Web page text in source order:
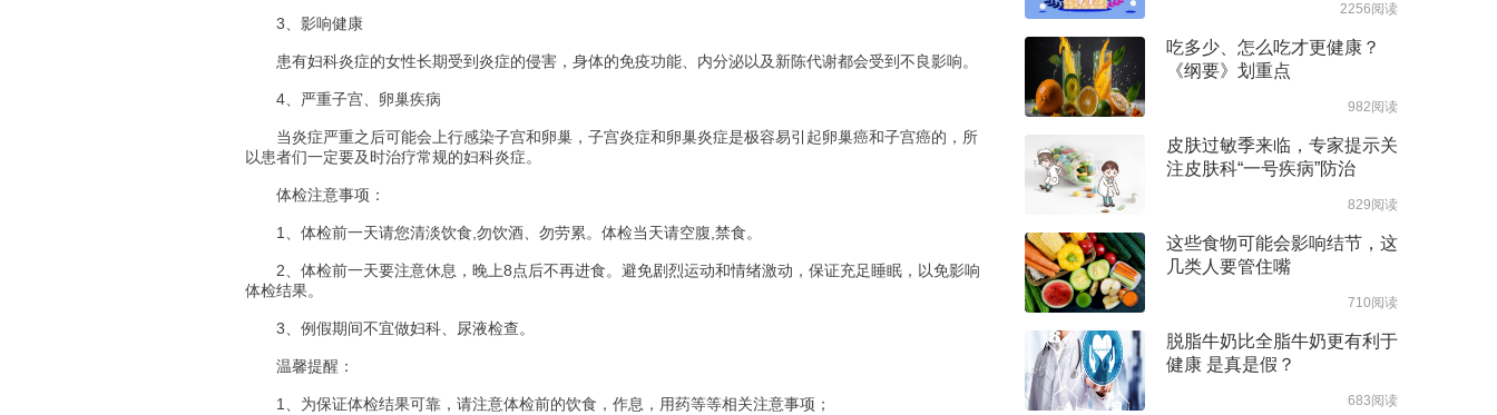
3、影响健康
患有妇科炎症的女性长期受到炎症的侵害，身体的免疫功能、内分泌以及新陈代谢都会受到不良影响。
4、严重子宫、卵巢疾病
当炎症严重之后可能会上行感染子宫和卵巢，子宫炎症和卵巢炎症是极容易引起卵巢癌和子宫癌的，所
以患者们一定要及时治疗常规的妇科炎症。
体检注意事项：
1、体检前一天请您清淡饮食,勿饮酒、勿劳累。体检当天请空腹,禁食。
2、体检前一天要注意休息，晚上8点后不再进食。避免剧烈运动和情绪激动，保证充足睡眠，以免影响
体检结果。
3、例假期间不宜做妇科、尿液检查。
温馨提醒：
1、为保证体检结果可靠，请注意体检前的饮食，作息，用药等等相关注意事项；
2256阅读
吃多少、怎么吃才更健康？
《纲要》划重点
982阅读
皮肤过敏季来临，专家提示关
注皮肤科“一号疾病”防治
829阅读
这些食物可能会影响结节，这
几类人要管住嘴
710阅读
脱脂牛奶比全脂牛奶更有利于
健康 是真是假？
683阅读